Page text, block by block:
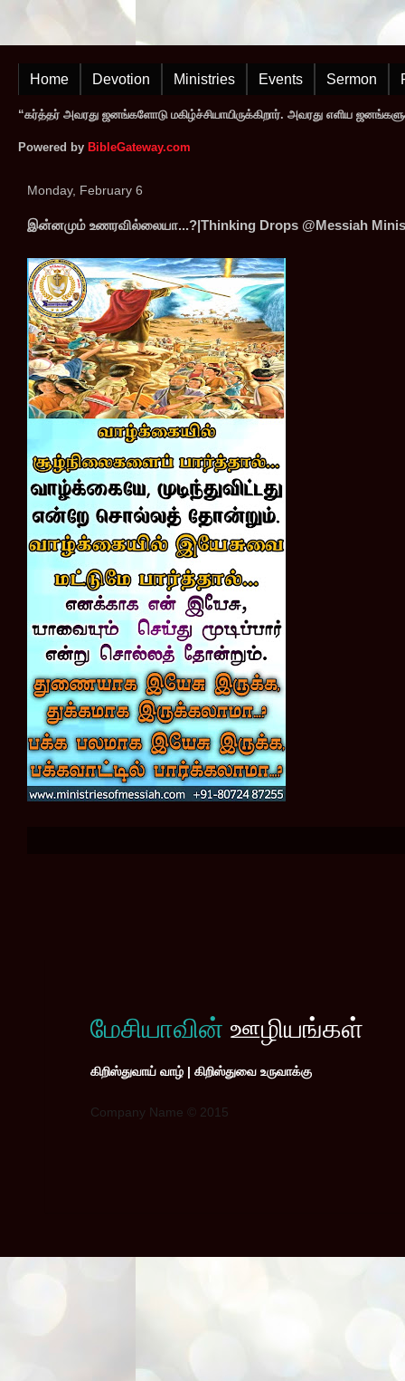
Home Devotion Ministries Events Sermon
“கர்த்தர் அவரது ஜனங்களோடு மகிழ்ச்சியாயிருக்கிறார். அவரது எளிய
Powered by BibleGateway.com
Monday, February 6
இன்னமும் உணரவில்லையா...?|Thinking Drops @Messiah
மேசியாவின் ஊழியங்கள்
கிறிஸ்துவாய் வாழ் | கிறிஸ்துவை உருவாக்கு
Company Name © 2015